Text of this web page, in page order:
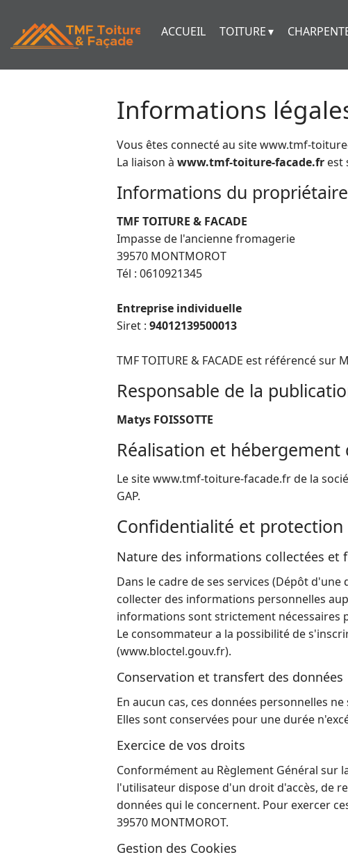
ACCUEIL TOITURE
Informations
Vous êtes connecté au site www.tmf-
La liaison à www.tmf-toiture-facade.fr est
Informations du
TMF TOITURE & FACADE
Impasse de l'ancienne fromagerie
39570 MONTMOROT
Tél : 0610921345
Entreprise individuelle
Siret : 94012139500013
TMF TOITURE & FACADE est référencé
Responsable de la
Matys FOISSOTTE
Réalisation et
Le site www.tmf-toiture-facade.fr de la
GAP.
Confidentialité et protection
Nature des informations collectées et
Dans le cadre de ses services (Dépôt d'une
collecter des informations personnelles
informations sont strictement nécessaires
Le consommateur a la possibilité de
(www.bloctel.gouv.fr).
Conservation et transfert des données
En aucun cas, ces données personnelles
Elles sont conservées pour une durée
Exercice de vos droits
Conformément au Règlement Général sur
l'utilisateur dispose d'un droit d'accès, de
données qui le concernent. Pour exercer
39570 MONTMOROT.
Gestion des Cookies